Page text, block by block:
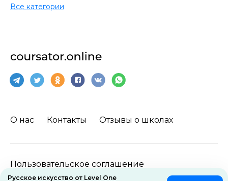
Творчество
Рисование
Актерское мастерство
Управление конфликтами
Все категории
Русское искусство от Level One
О нас Контакты Отзывы о школах
Пользовательское соглашение